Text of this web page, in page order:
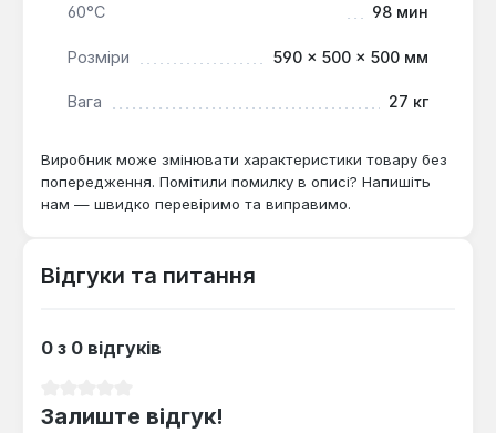
60°С 98 мин
Розміри 590 × 500 × 500 мм
Вага 27 кг
Виробник може змінювати характеристики товару без
попередження. Помітили помилку в описі? Напишіть
нам — швидко перевіримо та виправимо.
Відгуки та питання
0 з 0 відгуків
Залиште відгук!